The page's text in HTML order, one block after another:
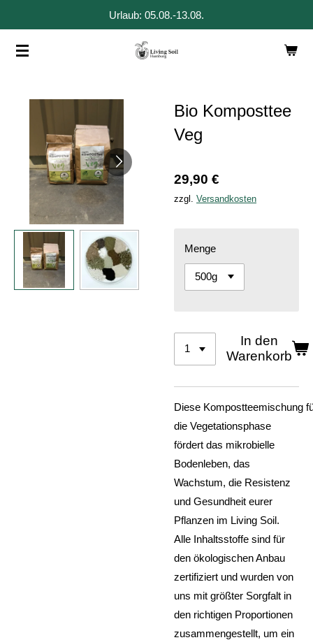
springen
Urlaub: 05.08.-13.08.
Bio Komposttee
Veg
29,90 €
zzgl. Versandkosten
Menge
In den
Warenkorb
Diese Kompostteemischung
die Vegetationsphase
fördert das mikrobielle
Bodenleben, das
Wachstum, die Resistenz
und Gesundheit eurer
Pflanzen im Living Soil.
Alle Inhaltsstoffe sind für
den ökologischen Anbau
zertifiziert und wurden von
uns mit größter Sorgfalt in
den richtigen Proportionen
zusammengestellt, um ein